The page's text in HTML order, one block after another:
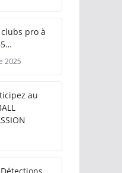
clubs pro à
2025
au